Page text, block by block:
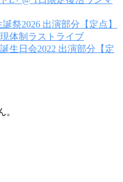
祭2026 出演部分【定点】
体制ラストライブ
生日会2022 出演部分【定
。